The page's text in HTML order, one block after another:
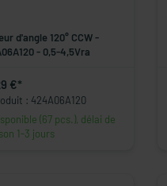
d'angle 120° CCW -
- 0,5-4,5Vra
€*
: 424A06A120
(67 pcs.), délai de
1-3 jours